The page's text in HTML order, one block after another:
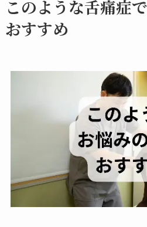
このような舌痛症
おすすめ